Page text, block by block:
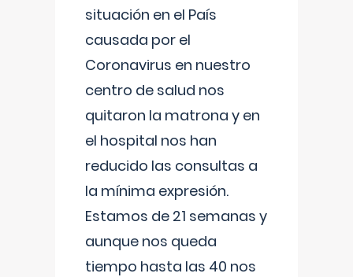
situación en el País
causada por el
Coronavirus en nuestro
centro de salud nos
quitaron la matrona y en
el hospital nos han
reducido las consultas a
la mínima expresión.
Estamos de 21 semanas y
aunque nos queda
tiempo hasta las 40 nos